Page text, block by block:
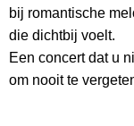
bij romantische
die dichtbij voelt.
Een concert dat u
om nooit te